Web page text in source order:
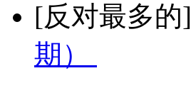
[反对最多的]
期）